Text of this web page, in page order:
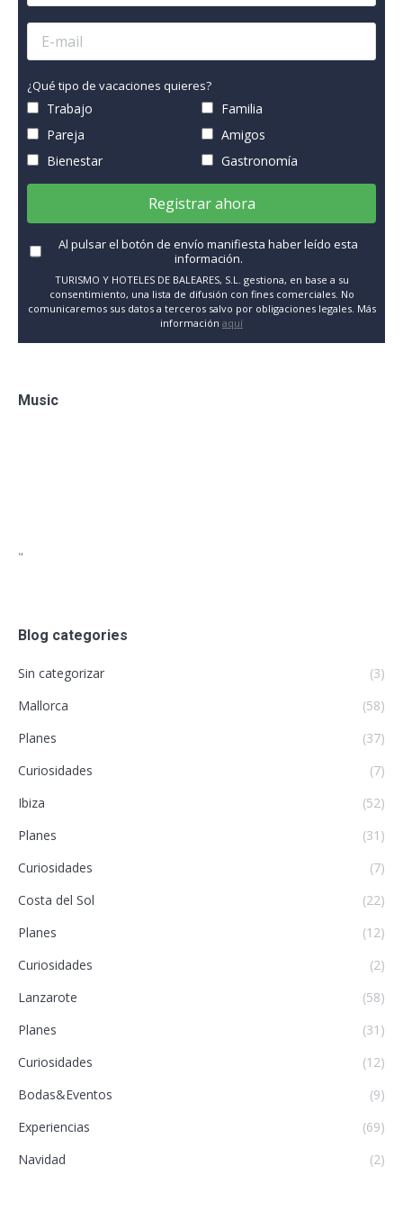
¿Qué tipo de vacaciones quieres?
Trabajo
Familia
Pareja
Amigos
Bienestar
Gastronomía
Registrar ahora
Al pulsar el botón de envío manifiesta haber leído esta
información.
TURISMO Y HOTELES DE BALEARES, S.L. gestiona, en base a su
consentimiento, una lista de difusión con fines comerciales. No
comunicaremos sus datos a terceros salvo por obligaciones legales. Más
información aquí
Music
"
Blog categories
Sin categorizar
(3)
Mallorca
(58)
Planes
(37)
Curiosidades
(7)
Ibiza
(52)
Planes
(31)
Curiosidades
(7)
Costa del Sol
(22)
Planes
(12)
Curiosidades
(2)
Lanzarote
(58)
Planes
(31)
Curiosidades
(12)
Bodas&Eventos
(9)
Experiencias
(69)
Navidad
(2)